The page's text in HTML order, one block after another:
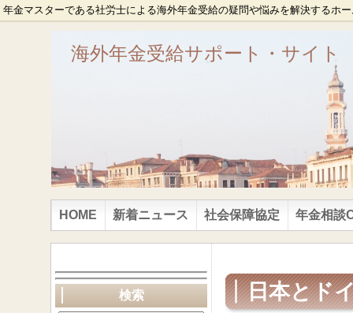
年金マスターである社労士による海外年金受給の疑問や悩みを解決するホ
海外年金受給サポート・サイト
HOME 新着ニュース 社会保障協定 年金相談
日本とド
検索